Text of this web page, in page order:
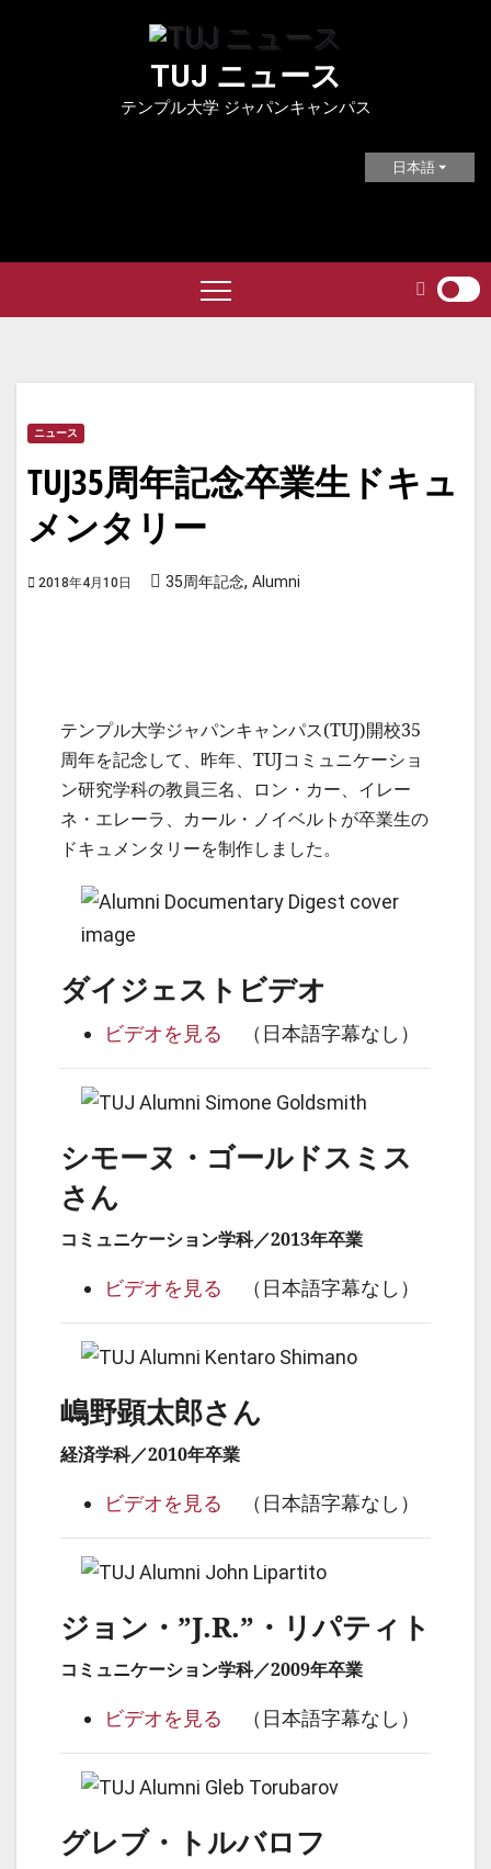
TUJ ニュース
テンプル大学 ジャパンキャンパス
日本語
ニュース
TUJ35周年記念卒業生ドキュ
メンタリー
2018年4月10日 35周年記念, Alumni
テンプル大学ジャパンキャンパス(TUJ)開校35
周年を記念して、昨年、TUJコミュニケーショ
ン研究学科の教員三名、ロン・カー、イレー
ネ・エレーラ、カール・ノイベルトが卒業生の
ドキュメンタリーを制作しました。
ダイジェストビデオ
ビデオを見る （日本語字幕なし）
シモーヌ・ゴールドスミス
さん
コミュニケーション学科／2013年卒業
ビデオを見る （日本語字幕なし）
嶋野顕太郎さん
経済学科／2010年卒業
ビデオを見る （日本語字幕なし）
ジョン・”J.R.”・リパティト
コミュニケーション学科／2009年卒業
ビデオを見る （日本語字幕なし）
グレブ・トルバロフ